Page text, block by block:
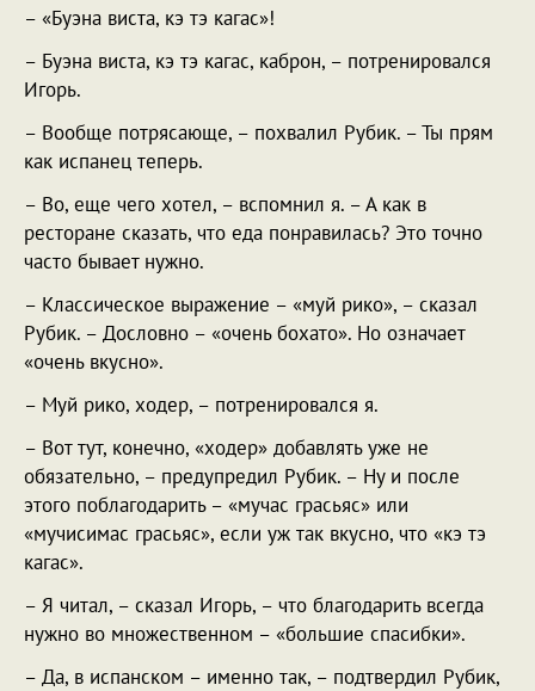
– «Буэна виста, кэ тэ кагас»!
– Буэна виста, кэ тэ кагас, каброн, – потренировался
Игорь.
– Вообще потрясающе, – похвалил Рубик. – Ты прям
как испанец теперь.
– Во, еще чего хотел, – вспомнил я. – А как в
ресторане сказать, что еда понравилась? Это точно
часто бывает нужно.
– Классическое выражение – «муй рико», – сказал
Рубик. – Дословно – «очень бохато». Но означает
«очень вкусно».
– Муй рико, ходер, – потренировался я.
– Вот тут, конечно, «ходер» добавлять уже не
обязательно, – предупредил Рубик. – Ну и после
этого поблагодарить – «мучас грасьяс» или
«мучисимас грасьяс», если уж так вкусно, что «кэ тэ
кагас».
– Я читал, – сказал Игорь, – что благодарить всегда
нужно во множественном – «большие спасибки».
– Да, в испанском – именно так, – подтвердил Рубик,